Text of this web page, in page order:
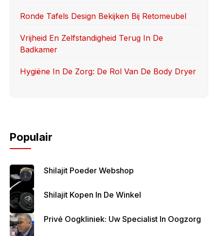
Ronde Tafels Design Bekijken Bij Retomeubel
Vrijheid En Zelfstandigheid Terug In De
Badkamer
Hygiëne In De Zorg: De Rol Van De Body Dryer
Populair
Shilajit Poeder Webshop
Shilajit Kopen In De Winkel
Privé Oogkliniek: Uw Specialist In Oogzorg